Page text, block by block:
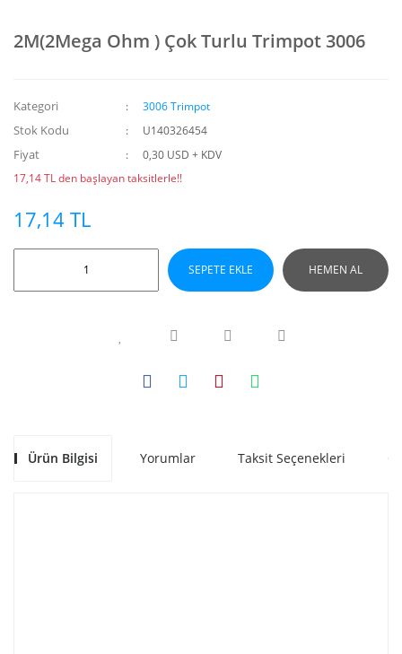
2M(2Mega Ohm ) Çok Turlu Trimpot 3006
Kategori 3006 Trimpot
Stok Kodu U140326454
Fiyat
0,30 USD + KDV
17,14 TL den başlayan taksitlerle!!
17,14 TL
SEPETE EKLE HEMEN AL
Ürün Bilgisi Yorumlar Taksit Seçenekleri